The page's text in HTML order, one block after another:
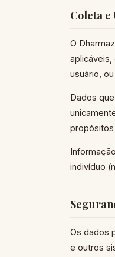
Coleta e
O
usuário,
Dados
propósitos
indivíduo
Os dados
e outros